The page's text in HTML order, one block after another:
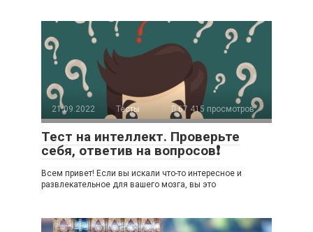
21.09.2022 Тесты 67 415 просмотров
Тест на интеллект. Проверьте
себя, ответив на вопросов❗
Всем привет! Если вы искали что-то интересное и
развлекательное для вашего мозга, вы это